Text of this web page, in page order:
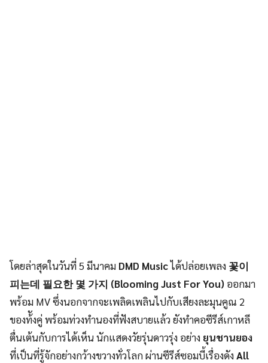
โดยล่าสุดในวันที่ 5 มีนาคม DMD Musicได้ปล่อยเพลง 꽃이
피는데 필요한 몇 가지 (Blooming Just For You) ออกมา
พร้อม MV ซึ่งนอกจากจะเพลิดเพลินไปกับเสียงละมุนคูณ 2
ของท้ังคู่ พร้อมท่วงทำนองที่ฟังสบายแล้ว ยังทำคอซีรีส์เกาหลี
ตื่นเต้นกับการได้เห็น นักแสดงวัยรุ่นดาวรุ่ง อย่าง ยุนชานยอง
ที่เป็นที่รู้จักอย่างกว้างขวางทั่วโลก ผ่านซีรีส์ซอมบี้เรื่องดังAll